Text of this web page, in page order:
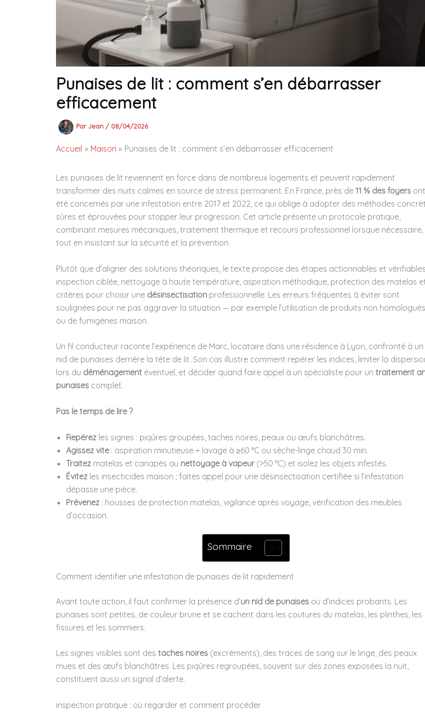
Punaises de lit : comment s’en débarrasser
efficacement
ParJean / 08/04/2026
Accueil Maison Punaises de lit : comment s’en débarrasser efficacement
Les punaises de lit reviennent en force dans de nombreux logements et peuvent rapidement
transformer des nuits calmes en source de stress permanent. En France, près de 11 % des foyers ont
été concernés par une infestation entre 2017 et 2022, ce qui oblige à adopter des méthodes
sûres et éprouvées pour stopper leur progression. Cet article présente un protocole pratique,
combinant mesures mécaniques, traitement thermique et recours professionnel lorsque nécessaire,
tout en insistant sur la sécurité et la prévention.
Plutôt que d’aligner des solutions théoriques, le texte propose des étapes actionnables et
inspection ciblée, nettoyage à haute température, aspiration méthodique, protection des matelas
critères pour choisir une désinsectisation professionnelle. Les erreurs fréquentes à éviter sont
soulignées pour ne pas aggraver la situation — par exemple l’utilisation de produits non homologués
ou de fumigènes maison.
Un fil conducteur raconte l’expérience de Marc, locataire dans une résidence à Lyon, confronté à un
nid de punaises derrière la tête de lit. Son cas illustre comment repérer les indices, limiter la
lors du déménagement éventuel, et décider quand faire appel à un spécialiste pour un traitement
punaises complet.
Pas le temps de lire ?
Repérez les signes : piqûres groupées, taches noires, peaux ou œufs blanchâtres.
Agissez vite : aspiration minutieuse + lavage à ≥60 °C ou sèche-linge chaud 30 min.
Traitez matelas et canapés au nettoyage à vapeur(>50 °C) et isolez les objets infestés.
Évitez les insecticides maison ; faites appel pour une désinsectisation certifiée si l’infestation
dépasse une pièce.
Prévenez : housses de protection matelas, vigilance après voyage, vérification des meubles
d’occasion.
Sommaire
Comment identifier une infestation de punaises de lit rapidement
Avant toute action, il faut confirmer la présence d’un nid de punaises ou d’indices probants. Les
punaises sont petites, de couleur brune et se cachent dans les coutures du matelas, les plinthes, les
fissures et les sommiers.
Les signes visibles sont des taches noires (excréments), des traces de sang sur le linge, des peaux
mues et des œufs blanchâtres. Les piqûres regroupées, souvent sur des zones exposées la nuit,
constituent aussi un signal d’alerte.
inspection pratique : où regarder et comment procéder